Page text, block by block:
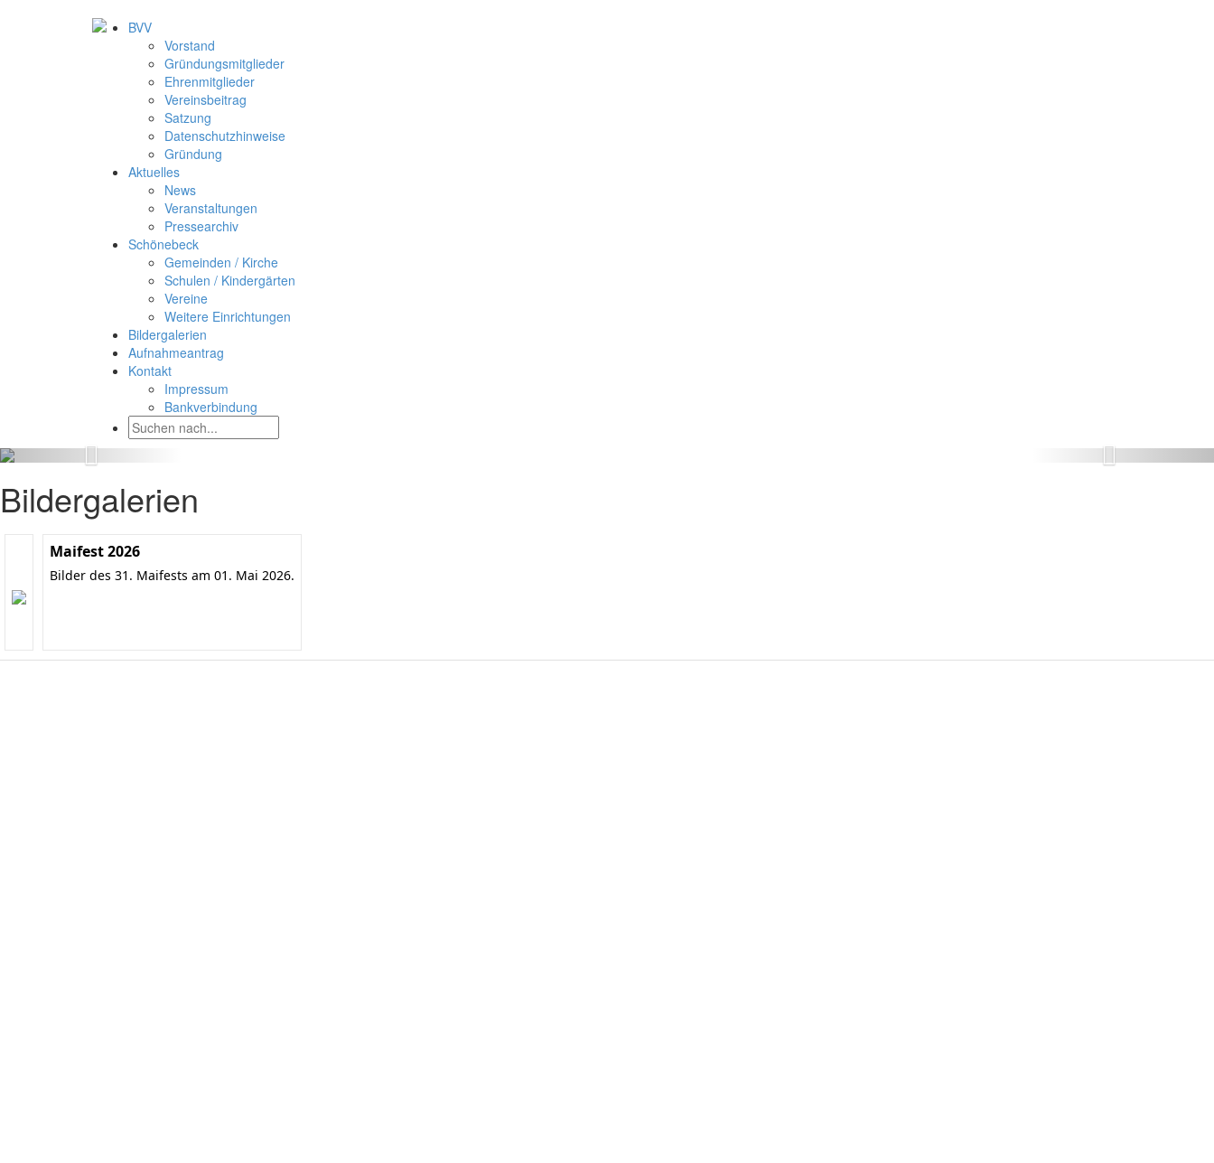
BVV
Vorstand
Gründungsmitglieder
Ehrenmitglieder
Vereinsbeitrag
Satzung
Datenschutzhinweise
Gründung
Aktuelles
News
Veranstaltungen
Pressearchiv
Schönebeck
Gemeinden / Kirche
Schulen / Kindergärten
Vereine
Weitere Einrichtungen
Bildergalerien
Aufnahmeantrag
Kontakt
Impressum
Bankverbindung
Bildergalerien
Maifest 2026
Bilder des 31. Maifests am 01. Mai 2026.